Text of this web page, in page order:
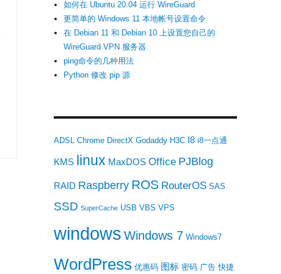
如何在 Ubuntu 20.04 运行 WireGuard
更简单的 Windows 11 本地帐号设置命令
在 Debian 11 和 Debian 10 上设置您自己的
WireGuard VPN 服务器
ping命令的几种用法
Python 修改 pip 源
ADSL Chrome DirectX Godaddy H3C I8 i8一点通
KMS linux MaxDOS Office PJBlog
RAID Raspberry ROS RouterOS SAS
SSD SuperCache USB VBS VPS
windows Windows 7 Windows7
WordPress 优惠码 图标 密码 广告 快捷